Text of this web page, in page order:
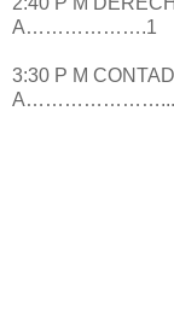
A……………….1
3:30 P M